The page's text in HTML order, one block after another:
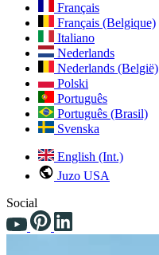
Français
Français (Belgique)
Italiano
Nederlands
Nederlands (België)
Polski
Português
Português (Brasil)
Svenska
English (Int.)
Juzo USA
Social